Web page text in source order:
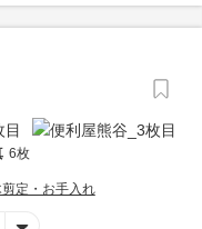
6枚
剪定・お手入れ